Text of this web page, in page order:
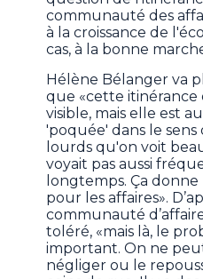
communauté des
à la croissance de
cas, à la bonne
Hélène Bélanger va
que «cette itinérance
visible, mais elle est
'poquée' dans le sens
lourds qu'on voit
voyait pas aussi
longtemps. Ça
pour les affaires».
communauté
toléré, «mais là, le
important. On ne
négliger ou le